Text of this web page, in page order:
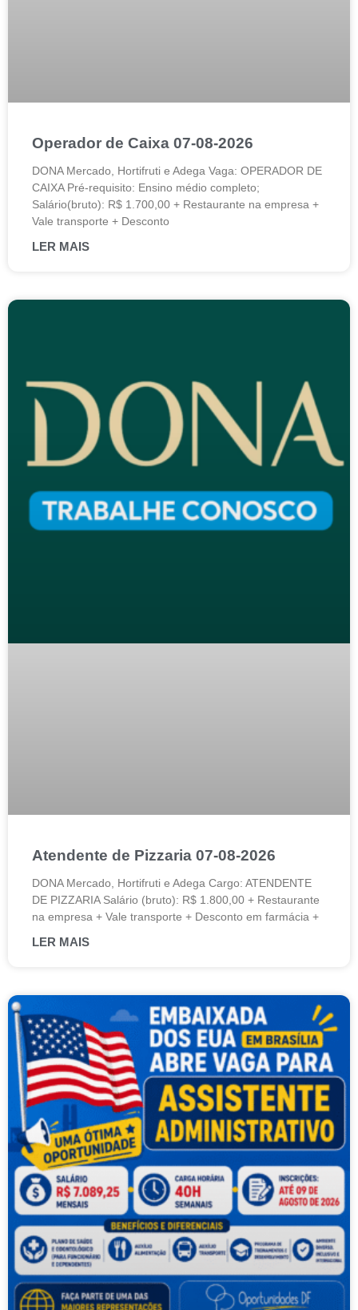
Operador de Caixa 07-08-2026
DONA Mercado, Hortifruti e Adega Vaga: OPERADOR DE
CAIXA Pré-requisito: Ensino médio completo;
Salário(bruto): R$ 1.700,00 + Restaurante na empresa +
Vale transporte + Desconto
LER MAIS
Atendente de Pizzaria 07-08-2026
DONA Mercado, Hortifruti e Adega Cargo: ATENDENTE
DE PIZZARIA Salário (bruto): R$ 1.800,00 + Restaurante
na empresa + Vale transporte + Desconto em farmácia +
LER MAIS